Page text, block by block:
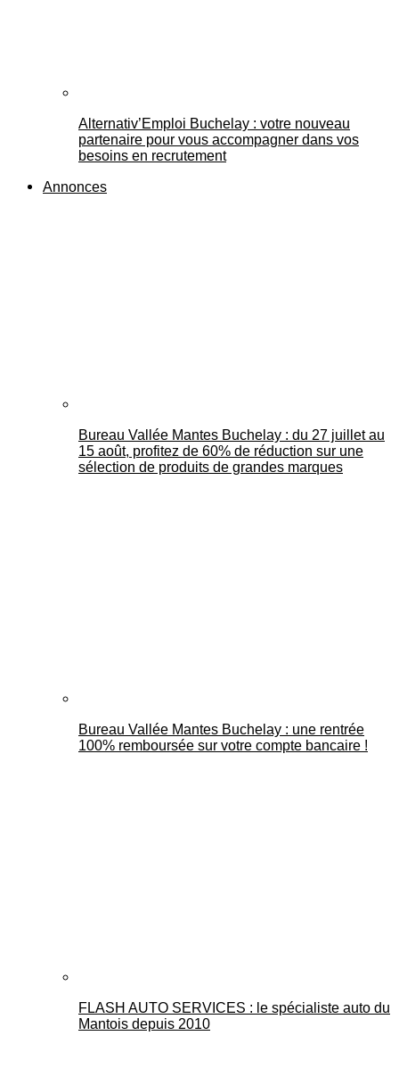
Alternativ’Emploi Buchelay : votre nouveau
partenaire pour vous accompagner dans vos
besoins en recrutement
Annonces
Bureau Vallée Mantes Buchelay : du 27 juillet au
15 août, profitez de 60% de réduction sur une
sélection de produits de grandes marques
Bureau Vallée Mantes Buchelay : une rentrée
100% remboursée sur votre compte bancaire !
FLASH AUTO SERVICES : le spécialiste auto du
Mantois depuis 2010